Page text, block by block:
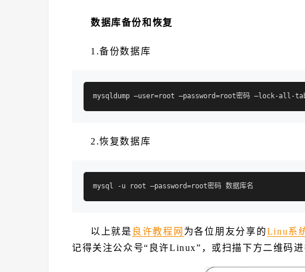
数据库备份和恢复
1.备份数据库
2.恢复数据库
mysql -u root –password=root密码 数据库名
以上就是 良许教程网 为各位朋友分享的Linu系
记得关注公众号“良许Linux”，或扫描下方二维码